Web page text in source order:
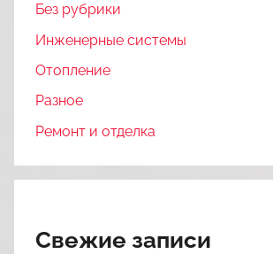
Без рубрики
Инженерные системы
Отопление
Разное
Ремонт и отделка
Свежие записи